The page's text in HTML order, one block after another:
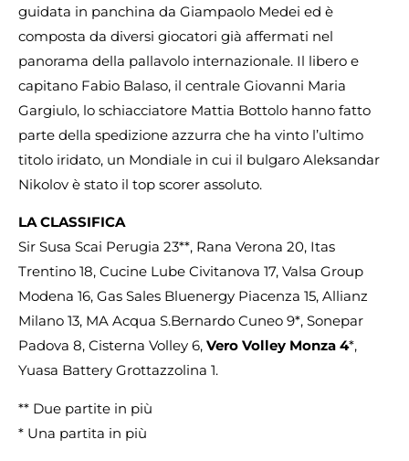
guidata in panchina da Giampaolo Medei ed è
composta da diversi giocatori già affermati nel
panorama della pallavolo internazionale. Il libero e
capitano Fabio Balaso, il centrale Giovanni Maria
Gargiulo, lo schiacciatore Mattia Bottolo hanno fatto
parte della spedizione azzurra che ha vinto l’ultimo
titolo iridato, un Mondiale in cui il bulgaro Aleksandar
Nikolov è stato il top scorer assoluto.
LA CLASSIFICA
Sir Susa Scai Perugia 23**, Rana Verona 20, Itas
Trentino 18, Cucine Lube Civitanova 17, Valsa Group
Modena 16, Gas Sales Bluenergy Piacenza 15, Allianz
Milano 13, MA Acqua S.Bernardo Cuneo 9*, Sonepar
Padova 8, Cisterna Volley 6, Vero Volley Monza 4*,
Yuasa Battery Grottazzolina 1.
** Due partite in più
* Una partita in più